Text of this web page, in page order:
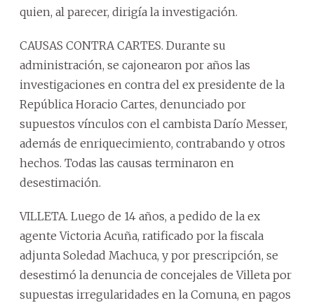
quien, al parecer, dirigía la investigación.
CAUSAS CONTRA CARTES. Durante su
administración, se cajonearon por años las
investigaciones en contra del ex presidente de la
República Horacio Cartes, denunciado por
supuestos vínculos con el cambista Darío Messer,
además de enriquecimiento, contrabando y otros
hechos. Todas las causas terminaron en
desestimación.
VILLETA. Luego de 14 años, a pedido de la ex
agente Victoria Acuña, ratificado por la fiscala
adjunta Soledad Machuca, y por prescripción, se
desestimó la denuncia de concejales de Villeta por
supuestas irregularidades en la Comuna, en pagos